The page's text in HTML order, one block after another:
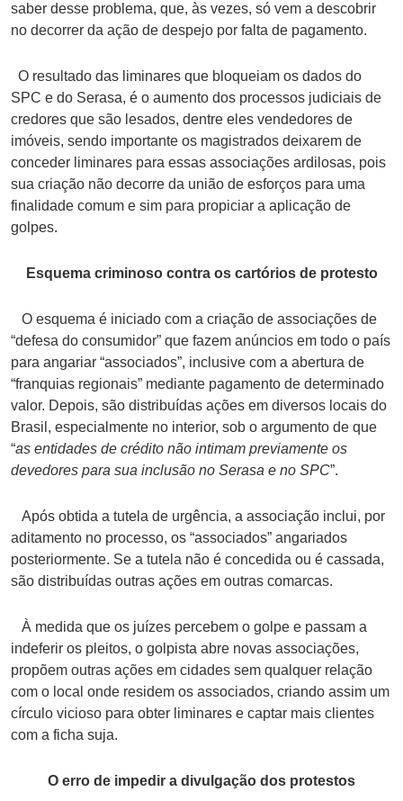
saber desse problema, que, às vezes, só vem a descobrir
no decorrer da ação de despejo por falta de pagamento.
O resultado das liminares que bloqueiam os dados do
SPC e do Serasa, é o aumento dos processos judiciais de
credores que são lesados, dentre eles vendedores de
imóveis, sendo importante os magistrados deixarem de
conceder liminares para essas associações ardilosas, pois
sua criação não decorre da união de esforços para uma
finalidade comum e sim para propiciar a aplicação de
golpes.
Esquema criminoso contra os cartórios de protesto
O esquema é iniciado com a criação de associações de
“defesa do consumidor” que fazem anúncios em todo o país
para angariar “associados”, inclusive com a abertura de
“franquias regionais” mediante pagamento de determinado
valor. Depois, são distribuídas ações em diversos locais do
Brasil, especialmente no interior, sob o argumento de que
“as entidades de crédito não intimam previamente os
devedores para sua inclusão no Serasa e no SPC”.
Após obtida a tutela de urgência, a associação inclui, por
aditamento no processo, os “associados” angariados
posteriormente. Se a tutela não é concedida ou é cassada,
são distribuídas outras ações em outras comarcas.
À medida que os juízes percebem o golpe e passam a
indeferir os pleitos, o golpista abre novas associações,
propõem outras ações em cidades sem qualquer relação
com o local onde residem os associados, criando assim um
círculo vicioso para obter liminares e captar mais clientes
com a ficha suja.
O erro de impedir a divulgação dos protestos